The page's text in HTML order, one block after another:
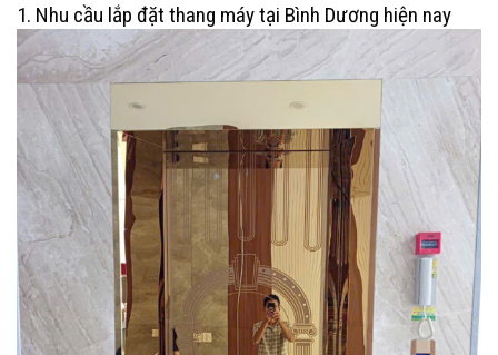
1. Nhu cầu lắp đặt thang máy tại Bình Dương hiện nay